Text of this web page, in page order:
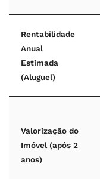
Rentabilidade
Anual
Estimada
(Aluguel)
Valorização do
Imóvel (após 2
anos)